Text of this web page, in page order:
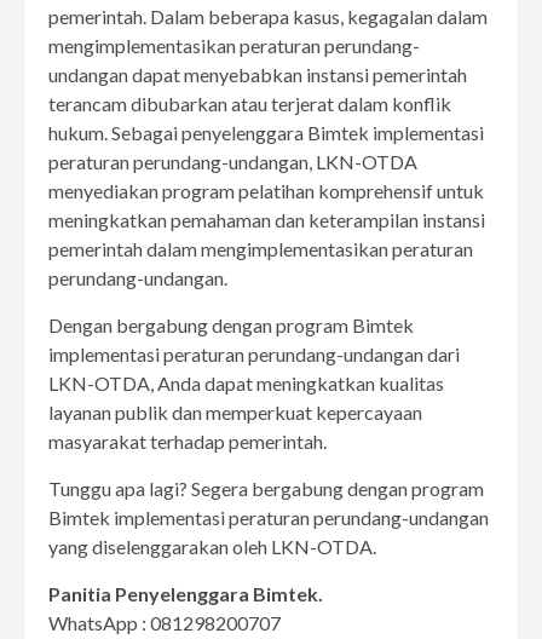
pemerintah. Dalam beberapa kasus, kegagalan dalam
mengimplementasikan peraturan perundang-
undangan dapat menyebabkan instansi pemerintah
terancam dibubarkan atau terjerat dalam konflik
hukum. Sebagai penyelenggara Bimtek implementasi
peraturan perundang-undangan, LKN-OTDA
menyediakan program pelatihan komprehensif untuk
meningkatkan pemahaman dan keterampilan instansi
pemerintah dalam mengimplementasikan peraturan
perundang-undangan.
Dengan bergabung dengan program Bimtek
implementasi peraturan perundang-undangan dari
LKN-OTDA, Anda dapat meningkatkan kualitas
layanan publik dan memperkuat kepercayaan
masyarakat terhadap pemerintah.
Tunggu apa lagi? Segera bergabung dengan program
Bimtek implementasi peraturan perundang-undangan
yang diselenggarakan oleh LKN-OTDA.
Panitia Penyelenggara Bimtek.
WhatsApp : 081298200707